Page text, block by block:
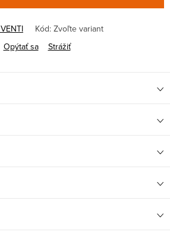
VENTI Kód: Zvoľte variant
Opýtať sa
Strážiť